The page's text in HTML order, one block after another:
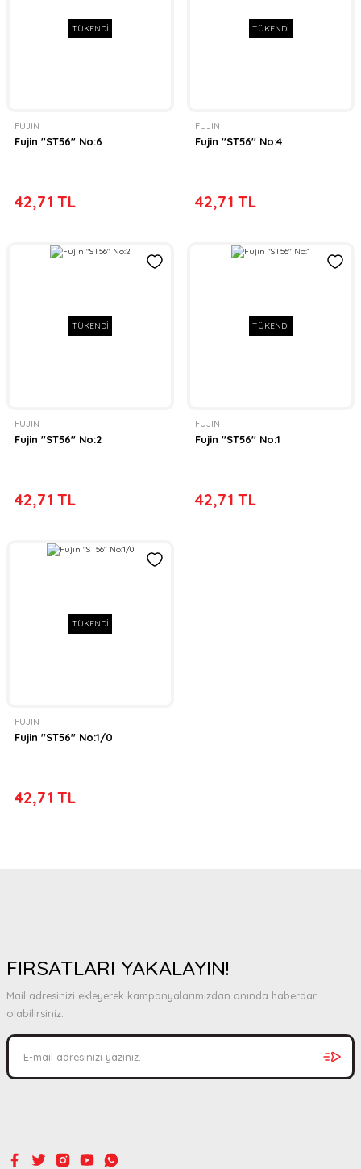
TÜKENDİ
FUJIN
Fujin ''ST56'' No:6
42,71 TL
TÜKENDİ
FUJIN
Fujin ''ST56'' No:4
42,71 TL
TÜKENDİ
FUJIN
Fujin ''ST56'' No:2
42,71 TL
TÜKENDİ
FUJIN
Fujin ''ST56'' No:1
42,71 TL
TÜKENDİ
FUJIN
Fujin ''ST56'' No:1/0
42,71 TL
FIRSATLARI YAKALAYIN!
Mail adresinizi ekleyerek kampanyalarımızdan anında haberdar
olabilirsiniz.